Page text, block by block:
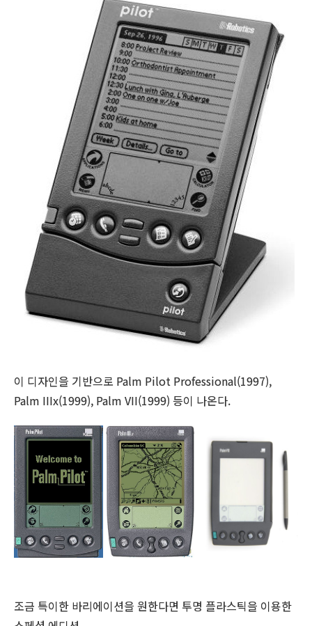
이 디자인을 기반으로 Palm Pilot Professional(1997),
Palm IIIx(1999), Palm VII(1999) 등이 나온다.
조금 특이한 바리에이션을 원한다면 투명 플라스틱을 이용한